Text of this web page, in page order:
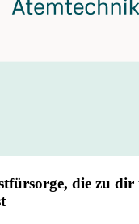
die zu dir